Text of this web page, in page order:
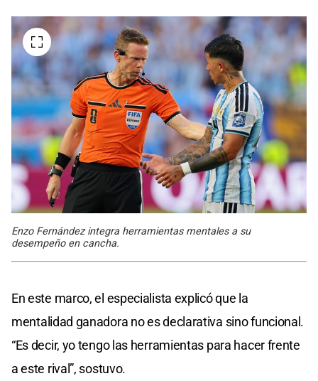
Enzo Fernández integra herramientas mentales a su
desempeño en cancha.
En este marco, el especialista explicó que la
mentalidad ganadora no es declarativa sino funcional.
“Es decir, yo tengo las herramientas para hacer frente
a este rival”, sostuvo.